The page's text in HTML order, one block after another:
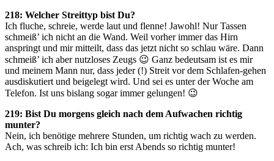
218: Welcher Streittyp bist Du?
Ich fluche, schreie, werde laut und flenne! Jawohl! Nur Tassen
schmeiß’ ich nicht an die Wand. Weil vorher immer das Hirn
anspringt und mir mitteilt, dass das jetzt nicht so schlau wäre. Dann
schmeiß’ ich aber nutzloses Zeugs 😉 Ganz bedeutsam ist es mir
und meinem Mann nur, dass jeder (!) Streit vor dem Schlafen-gehen
ausdiskutiert und beigelegt wird. Und sei es unter der Woche am
Telefon. Ist uns bislang sogar immer gelungen! 😉
219: Bist Du morgens gleich nach dem Aufwachen richtig
munter?
Nein, ich benötige mehrere Stunden, um richtig wach zu werden.
Ach, was schreib ich: Ich bin erst Abends so richtig munter!